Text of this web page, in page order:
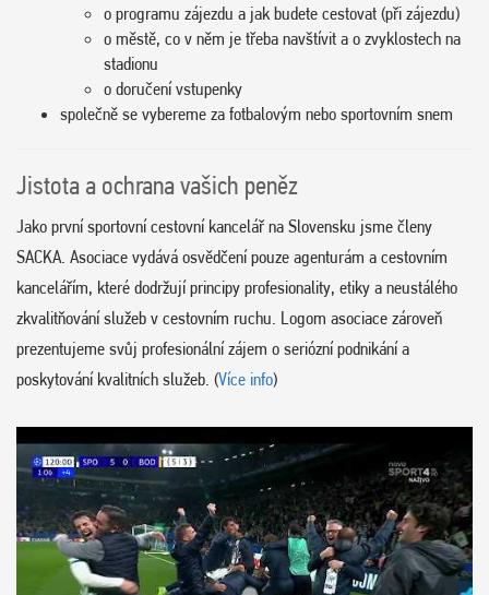
o programu zájezdu a jak budete cestovat (při zájezdu)
o městě, co v něm je třeba navštívit a o zvyklostech na
stadionu
o doručení vstupenky
společně se vybereme za fotbalovým nebo sportovním snem
Jistota a ochrana vašich peněz
Jako první sportovní cestovní kancelář na Slovensku jsme členy
SACKA. Asociace vydává osvědčení pouze agenturám a cestovním
kancelářím, které dodržují principy profesionality, etiky a neustálého
zkvalitňování služeb v cestovním ruchu. Logom asociace zároveň
prezentujeme svůj profesionální zájem o seriózní podnikání a
poskytování kvalitních služeb. (Více info)